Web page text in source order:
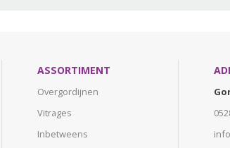
ASSORTIMENT
Overgordijnen
Vitrages
Inbetweens